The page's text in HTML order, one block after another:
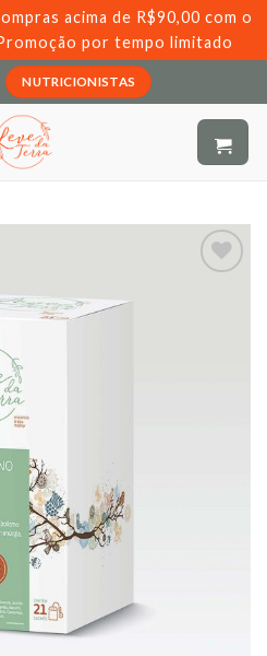
acima de R$90,00 com o
por tempo limitado
NUTRICIONISTAS